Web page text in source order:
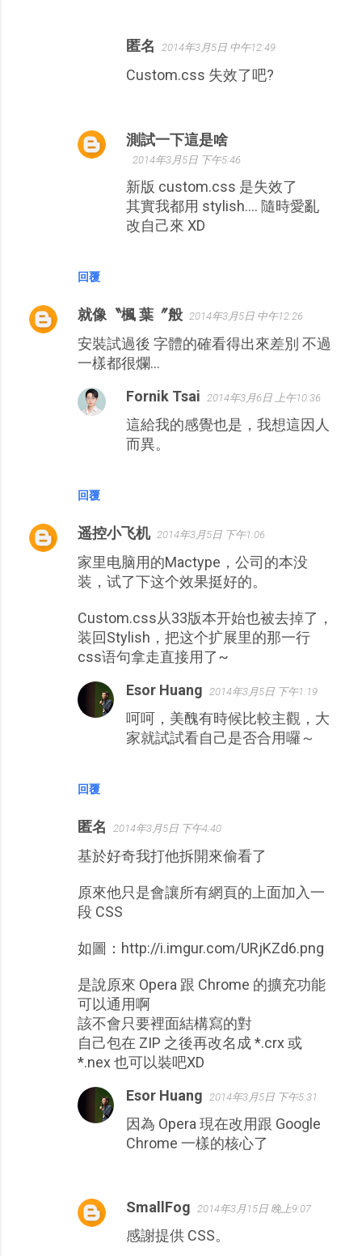
回覆
匿名 2014年3月5日 中午12:49
Custom.css 失效了吧?
測試一下這是啥
2014年3月5日 下午5:46
新版 custom.css 是失效了
其實我都用 stylish.... 隨時愛亂
改自己來 XD
就像〝楓 葉〞般 2014年3月5日 中午12:26
安裝試過後 字體的確看得出來差別 不過
一樣都很爛...
回覆
Fornik Tsai 2014年3月6日 上午10:36
這給我的感覺也是，我想這因人
而異。
遥控小飞机 2014年3月5日 下午1:06
家里电脑用的Mactype，公司的本没
装，试了下这个效果挺好的。
Custom.css从33版本开始也被去掉了，
装回Stylish，把这个扩展里的那一行
css语句拿走直接用了~
回覆
Esor Huang 2014年3月5日 下午1:19
呵呵，美醜有時候比較主觀，大
家就試試看自己是否合用囉～
匿名 2014年3月5日 下午4:40
基於好奇我打他拆開來偷看了
原來他只是會讓所有網頁的上面加入一
段 CSS
如圖：http://i.imgur.com/URjKZd6.png
是說原來 Opera 跟 Chrome 的擴充功能
可以通用啊
該不會只要裡面結構寫的對
自己包在 ZIP 之後再改名成 *.crx 或
*.nex 也可以裝吧XD
Esor Huang 2014年3月5日 下午5:31
因為 Opera 現在改用跟 Google
Chrome 一樣的核心了
SmallFog 2014年3月15日 晚上9:07
感謝提供 CSS。